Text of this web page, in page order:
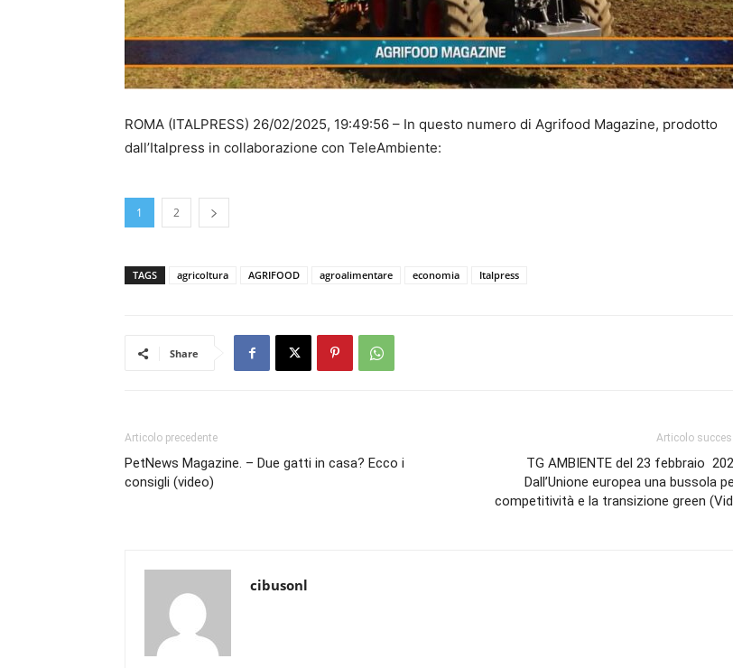
ROMA (ITALPRESS) 26/02/2025, 19:49:56 – In questo numero di Agrifood Magazine, prodotto
dall’Italpress in collaborazione con TeleAmbiente:
1 2
TAGS agricoltura AGRIFOOD agroalimentare economia Italpress
Share
Articolo precedente
PetNews Magazine. – Due gatti in casa? Ecco i
consigli (video)
Articolo
TG AMBIENTE del 23 febbraio
Dall’Unione europea una bussola
competitività e la transizione green
cibusonl